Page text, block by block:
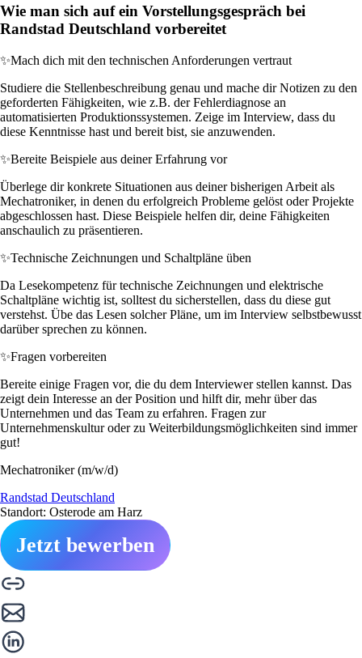
Wie man sich auf ein Vorstellungsgespräch bei
Randstad Deutschland vorbereitet
✨Mach dich mit den technischen Anforderungen vertraut
Studiere die Stellenbeschreibung genau und mache dir Notizen zu den
geforderten Fähigkeiten, wie z.B. der Fehlerdiagnose an
automatisierten Produktionssystemen. Zeige im Interview, dass du
diese Kenntnisse hast und bereit bist, sie anzuwenden.
✨Bereite Beispiele aus deiner Erfahrung vor
Überlege dir konkrete Situationen aus deiner bisherigen Arbeit als
Mechatroniker, in denen du erfolgreich Probleme gelöst oder Projekte
abgeschlossen hast. Diese Beispiele helfen dir, deine Fähigkeiten
anschaulich zu präsentieren.
✨Technische Zeichnungen und Schaltpläne üben
Da Lesekompetenz für technische Zeichnungen und elektrische
Schaltpläne wichtig ist, solltest du sicherstellen, dass du diese gut
verstehst. Übe das Lesen solcher Pläne, um im Interview selbstbewusst
darüber sprechen zu können.
✨Fragen vorbereiten
Bereite einige Fragen vor, die du dem Interviewer stellen kannst. Das
zeigt dein Interesse an der Position und hilft dir, mehr über das
Unternehmen und das Team zu erfahren. Fragen zur
Unternehmenskultur oder zu Weiterbildungsmöglichkeiten sind immer
gut!
Mechatroniker (m/w/d)
Randstad Deutschland
Standort: Osterode am Harz
Jetzt bewerben